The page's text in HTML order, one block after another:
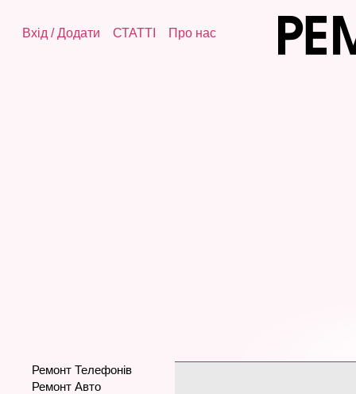
Вхід /Додати СТАТТІ Про нас
Ремонт Телефонів
Ремонт Авто